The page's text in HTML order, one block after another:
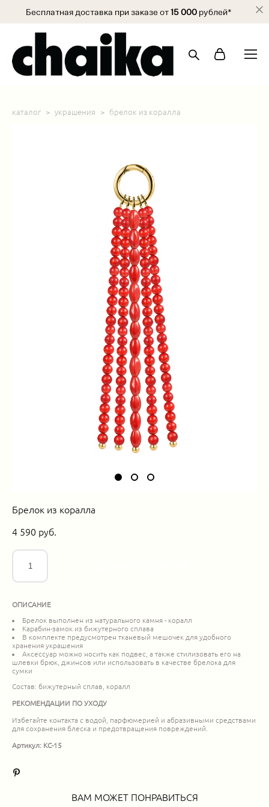
Бесплатная доставка при заказе от15 000рублей*
каталог > украшения > брелок из коралла
Брелок из коралла
4 590 pуб.
ОПИСАНИЕ
Брелок выполнен из натурального камня - коралл
Карабин-замок из бижутерного сплава
В комплекте предусмотрен тканевый мешочек для удобного
хранения украшения
Аксессуар можно носить как подвес, а также стилизовать его на
шлевки брюк, джинсов или использовать в качестве брелока для
сумки
Состав: бижутерный сплав, коралл
РЕКОМЕНДАЦИИ ПО УХОДУ
Избегайте контакта с водой, парфюмерией и абразивными средствами
для сохранения блеска и предотвращения повреждений.
Артикул: KC-15
ВАМ МОЖЕТ ПОНРАВИТЬСЯ